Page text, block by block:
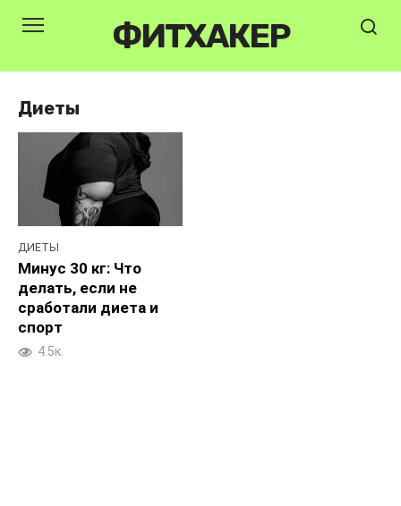
ФИТХАКЕР
Диеты
ДИЕТЫ
Минус 30 кг: Что
делать, если не
сработали диета и
спорт
4.5к.